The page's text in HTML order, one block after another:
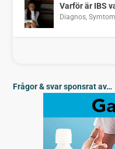
Varför är IBS
Diagnos,Symtom
Frågor & svar sponsrat av…